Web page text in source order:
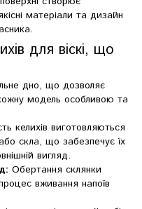
матеріали та дизайн
для віскі, що
дно, що дозволяє
модель особливою та
келихів виготовляються
скла, що забезпечує їх
вигляд.
Обертання склянки
вживання напоїв